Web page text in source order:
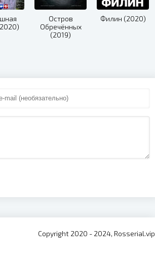
Остров
Обречённых
(2019)
Филин (2020)
Copyright 2020 - 2024, Rosserial.vip